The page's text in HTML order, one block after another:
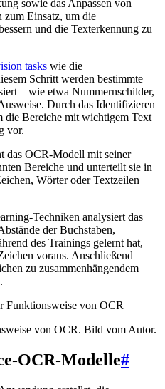
sowie das Anpassen von
Einsatz, um die
und die Texterkennung zu
tasks wie die
Schritt werden bestimmte
– wie etwa Nummernschilder,
Durch das Identifizieren
die Bereiche mit wichtigem Text
vor.
das OCR-Modell mit seiner
Bereiche und unterteilt sie in
Wörter oder Textzeilen
Techniken analysiert das
der Buchstaben,
des Trainings gelernt hat,
voraus. Anschließend
zu zusammenhängendem
von OCR. Bild vom Autor.
OCR-Modelle#